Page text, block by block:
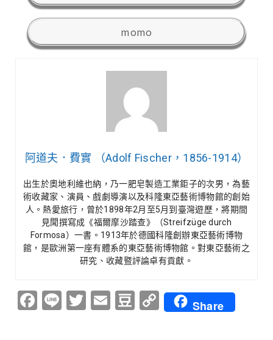
momo
阿道夫．費實 （Adolf Fischer，1856-1914）
出生於奧地利維也納，乃一肥皂製造工業鉅子的次男，為藝
術收藏家、演員、戲劇導演以及科隆東亞藝術博物館的創始
人。熱愛旅行，曾於1898年2月至5月到臺灣遊歷，將期間
見聞撰寫成《福爾摩沙踏查》（Streifzüge durch
Formosa）一書。1913年於德國科隆創辦東亞藝術博物
館，是歐洲第一座有體系的東亞藝術博物館。對東亞藝術之
研究、收藏暨評論卓有貢獻。
Facebook
LineTwitter
EmailDouban
Copy
Link
Share